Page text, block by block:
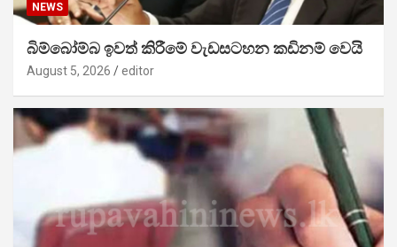
NEWS
බිම්බෝම්බ ඉවත් කිරීමේ වැඩසටහන කඩිනම් වෙයි
August 5, 2026 editor